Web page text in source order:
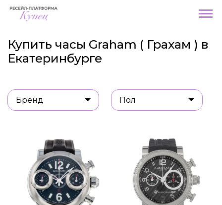
Купить часы Graham ( Грахам ) в
Екатеринбурге
Бренд Пол